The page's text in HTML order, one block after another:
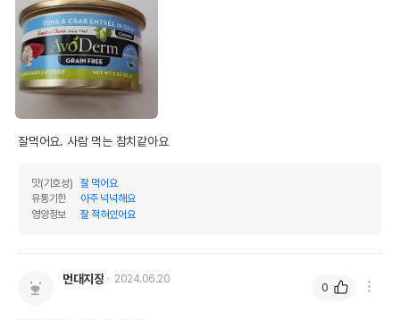
잘먹어요. 사람 먹는 참치같아요
맛(기호성)
잘 먹어요
유통기한
아주 넉넉해요
영양정보
잘 적혀있어요
먼대지장 2024.06.20
0